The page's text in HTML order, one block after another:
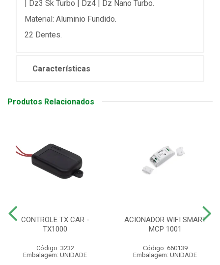
| Dz3 Sk Turbo | Dz4 | Dz Nano Turbo.
Material: Aluminio Fundido.
22 Dentes.
Características
Produtos Relacionados
CONTROLE TX CAR -
TX1000
Código: 3232
Embalagem: UNIDADE
ACIONADOR WIFI SMART
MCP 1001
Código: 660139
Embalagem: UNIDADE